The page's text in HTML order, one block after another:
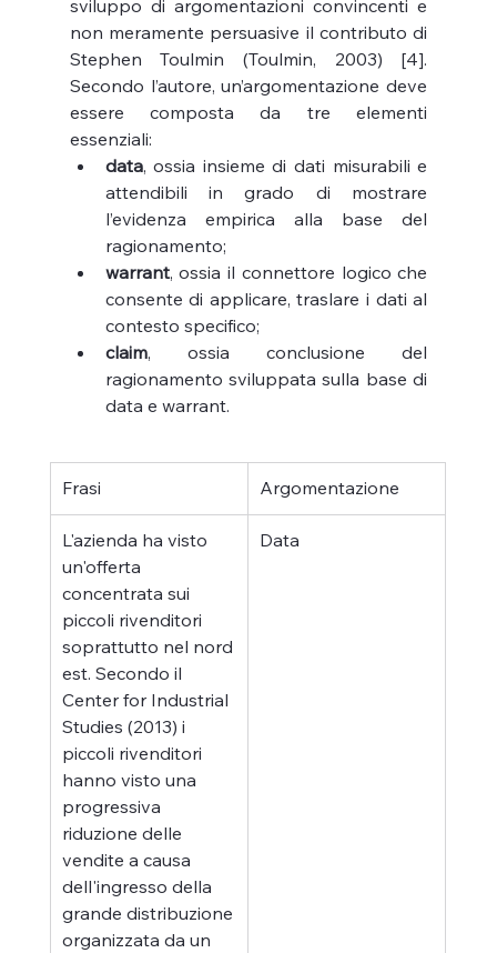
sviluppo di argomentazioni convincenti e
non meramente persuasive il contributo di
Stephen Toulmin (Toulmin, 2003) [4].
Secondo l’autore, un’argomentazione deve
essere composta da tre elementi
essenziali:
data, ossia insieme di dati misurabili e
attendibili in grado di mostrare
l’evidenza empirica alla base del
ragionamento;
warrant, ossia il connettore logico che
consente di applicare, traslare i dati al
contesto specifico;
claim, ossia conclusione del
ragionamento sviluppata sulla base di
data e warrant.
Frasi Argomentazione
L'azienda ha visto
un'offerta
concentrata sui
piccoli rivenditori
soprattutto nel nord
est. Secondo il
Center for Industrial
Studies (2013) i
piccoli rivenditori
hanno visto una
progressiva
riduzione delle
vendite a causa
dell'ingresso della
grande distribuzione
organizzata da un
Data